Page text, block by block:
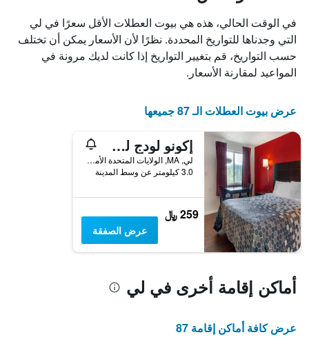
الذي
يعرض
أيام
الأسبوع.
يتضمن
المخطط
محور
Y
الذي
يعرض
متوسط
سعر
غرفة
في الوقت الحالي، هذه هي بيوت العطلات الأقل سعرًا في لي
التي وجدناها للتواريخ المحددة. نظرًا لأن الأسعار يمكن أن تختلف
حسب التواريخ، قم بتغيير التواريخ إذا كانت لديك مرونة في
المواعيد لمقارنة الأسعار.
عرض بيوت العطلات الـ 87 جميعها
إكونو لودج لي - جريت بارينجتون
لي, MA, الولايات المتحدة الأميريكية
3.0 كيلومتر عن وسط المدينة
259 ﷼
عرض الصفقة
أماكن إقامة أخرى في لي
عرض كافة أماكن إقامة 87